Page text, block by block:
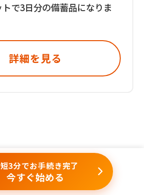
で3日分の備蓄品になりま
詳細を見る
3分でお手続き完了
今すぐ始める